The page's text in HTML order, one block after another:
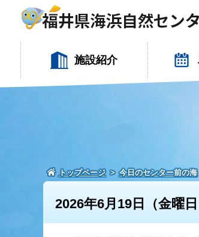
施設紹介
トップページ 今日のセンター前の海
2026年6月19日（金曜日